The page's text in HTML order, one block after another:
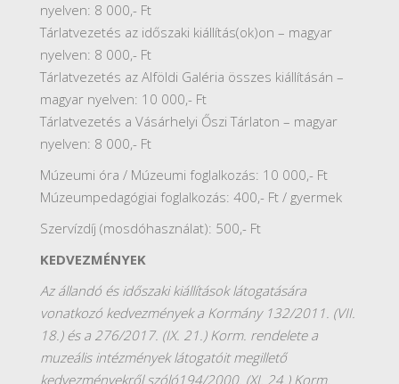
nyelven: 8 000,- Ft
Tárlatvezetés az időszaki kiállítás(ok)on – magyar
nyelven: 8 000,- Ft
Tárlatvezetés az Alföldi Galéria összes kiállításán –
magyar nyelven: 10 000,- Ft
Tárlatvezetés a Vásárhelyi Őszi Tárlaton – magyar
nyelven: 8 000,- Ft
Múzeumi óra / Múzeumi foglalkozás: 10 000,- Ft
Múzeumpedagógiai foglalkozás: 400,- Ft / gyermek
Szervízdíj (mosdóhasználat): 500,- Ft
KEDVEZMÉNYEK
Az állandó és időszaki kiállítások látogatására
vonatkozó kedvezmények a Kormány 132/2011. (VII.
18.) és a 276/2017. (IX. 21.) Korm. rendelete a
muzeális intézmények látogatóit megillető
kedvezményekről szóló194/2000. (XI. 24.) Korm.